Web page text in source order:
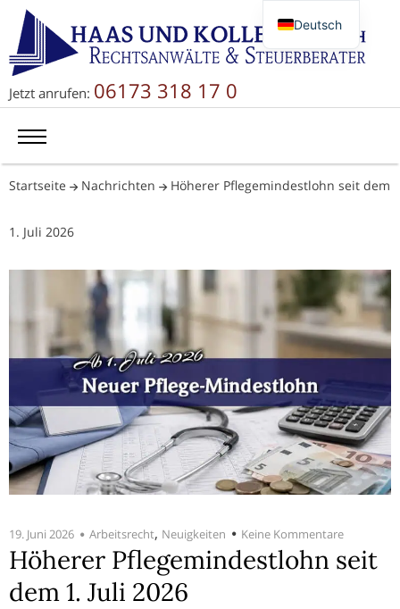
Jetzt anrufen: 06173 318 17 0
Startseite Nachrichten Höherer Pflegemindestlohn seit dem
1. Juli 2026
19. Juni 2026 Arbeitsrecht, Neuigkeiten Keine Kommentare
Höherer Pflegemindestlohn seit
dem 1. Juli 2026
Deutsch
English
简体中文